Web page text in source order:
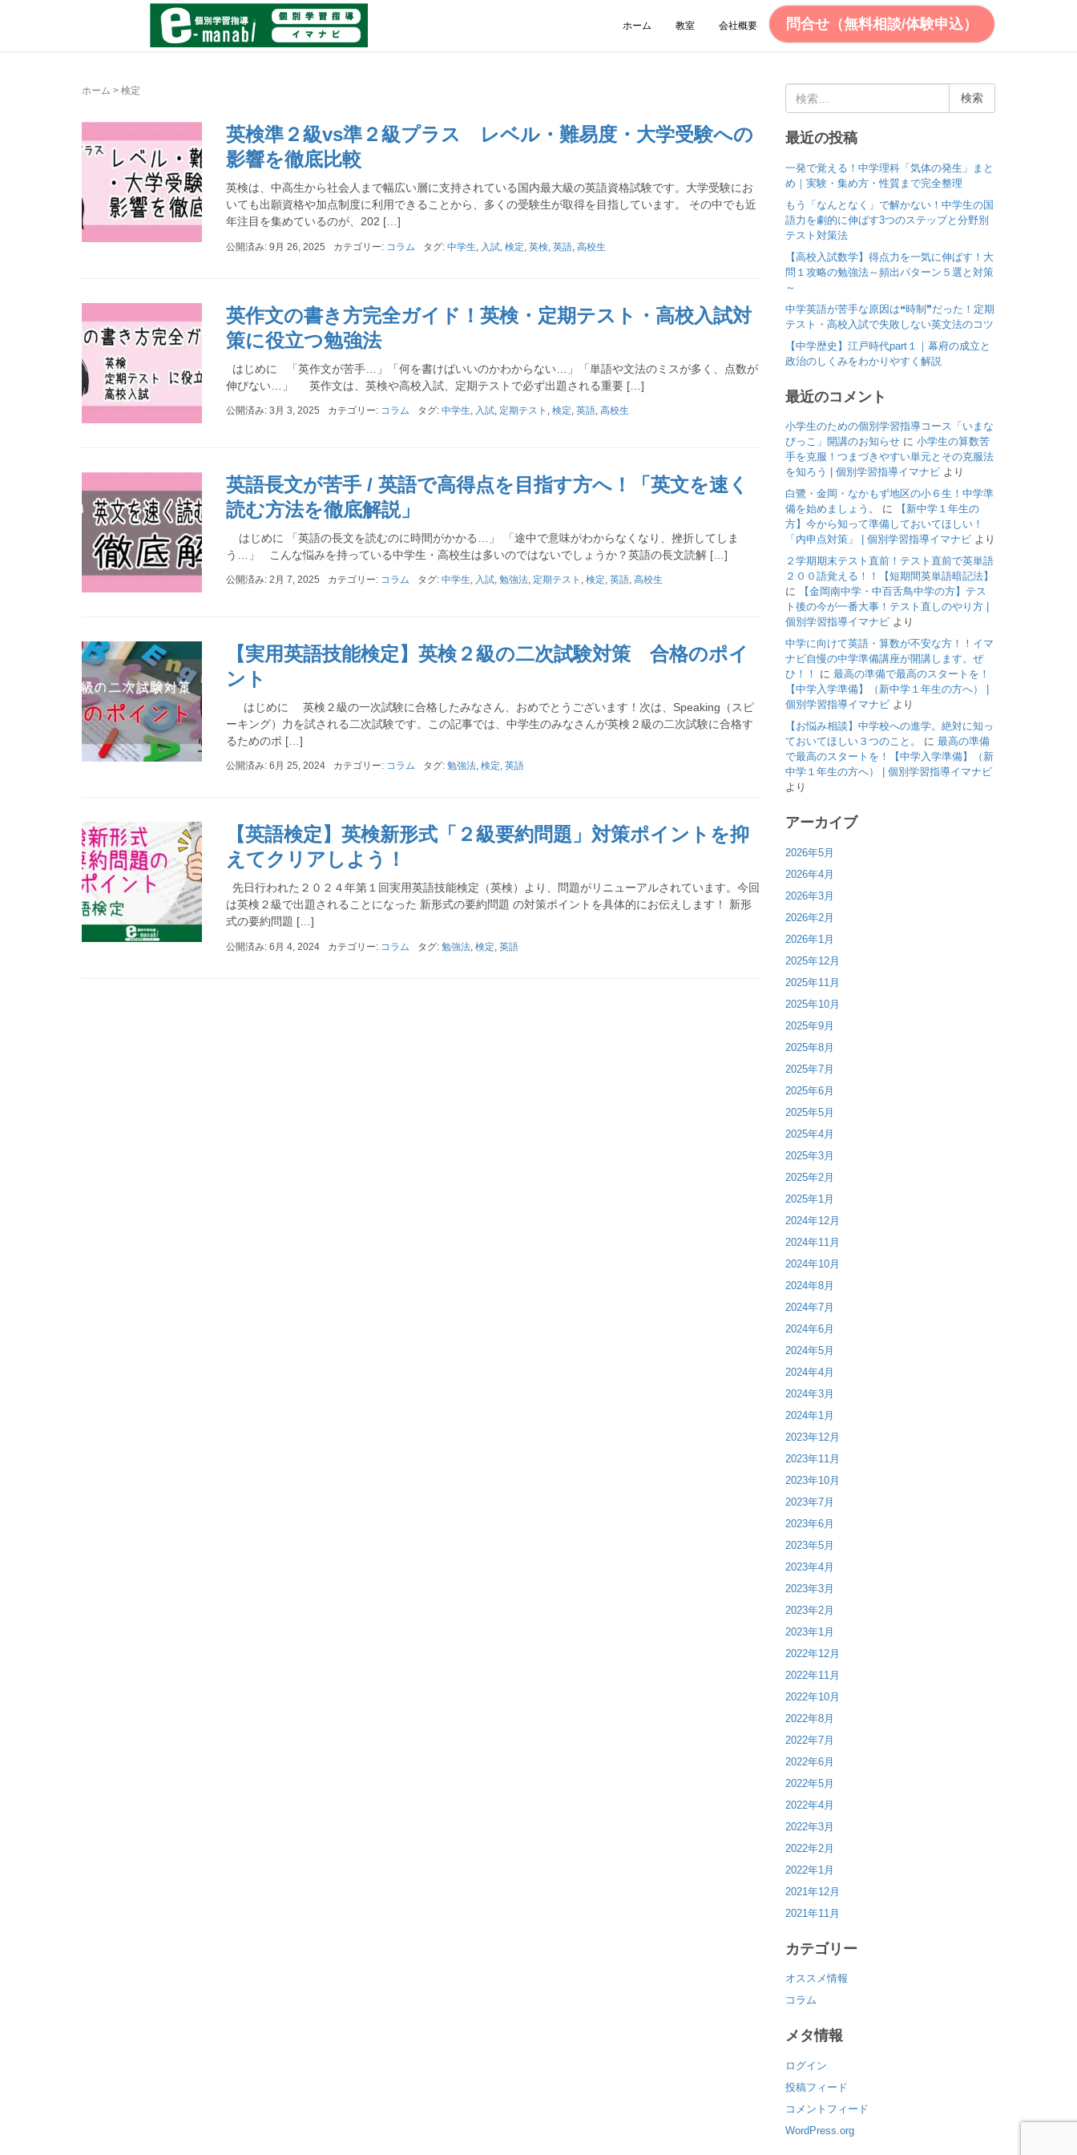
ホーム 教室 会社概要 問合せ（無料相談/体験申込）
ホーム > 検定
英検準２級vs準２級プラス レベル・難易度・大学受験への
影響を徹底比較
英検は、中高生から社会人まで幅広い層に支持されている国内最大級の英語資格試験です。大学受験にお
いても出願資格や加点制度に利用できることから、多くの受験生が取得を目指しています。 その中でも近
年注目を集めているのが、202 […]
公開済み: 9月 26, 2025 カテゴリー: コラム タグ: 中学生 入試 検定 英検 英語 高校生
英作文の書き方完全ガイド！英検・定期テスト・高校入試対
策に役立つ勉強法
はじめに 「英作文が苦手…」「何を書けばいいのかわからない…」「単語や文法のミスが多く、点数が
伸びない…」 英作文は、英検や高校入試、定期テストで必ず出題される重要 […]
公開済み: 3月 3, 2025 カテゴリー: コラム タグ: 中学生, 入試, 定期テスト , 検定, 英語, 高校生
英語長文が苦手 / 英語で高得点を目指す方へ！「英文を速く
読む方法を徹底解説」
はじめに 「英語の長文を読むのに時間がかかる…」 「途中で意味がわからなくなり、挫折してしま
う…」 こんな悩みを持っている中学生・高校生は多いのではないでしょうか？英語の長文読解 […]
公開済み: 2月 7, 2025 カテゴリー: コラム タグ: 中学生, 入試, 勉強法, 定期テスト , 検定, 英語, 高校生
【実用英語技能検定】英検２級の二次試験対策 合格のポイ
ント
はじめに 英検２級の一次試験に合格したみなさん、おめでとうございます！次は、Speaking（スピ
ーキング）力を試される二次試験です。この記事では、中学生のみなさんが英検２級の二次試験に合格す
るためのポ […]
公開済み: 6月 25, 2024 カテゴリー: コラム タグ: 勉強法, 検定, 英語
【英語検定】英検新形式「２級要約問題」対策ポイントを抑
えてクリアしよう！
先日行われた２０２４年第１回実用英語技能検定（英検）より、問題がリニューアルされています。今回
は英検２級で出題されることになった 新形式の要約問題 の対策ポイントを具体的にお伝えします！ 新形
式の要約問題 […]
公開済み: 6月 4, 2024 カテゴリー: コラム タグ: 勉強法 検定 英語
最近の投稿
一発で覚える！中学理科「気体の発生」まと
め｜実験・集め方・性質まで完全整理
もう「なんとなく」で解かない！中学生の国
語力を劇的に伸ばす3つのステップと分野別
テスト対策法
【高校入試数学】得点力を一気に伸ばす！大
問１攻略の勉強法～頻出パターン５選と対策
～
中学英語が苦手な原因は❝時制❞だった！定期
テスト・高校入試で失敗しない英文法のコツ
【中学歴史】江戸時代part１｜幕府の成立と
政治のしくみをわかりやすく解説
最近のコメント
小学生のための個別学習指導コース「いまな
びっこ」開講のお知らせに 小学生の算数苦
手を克服！つまづきやすい単元とその克服法
を知ろう | 個別学習指導イマナビより
白鷺・金岡・なかもず地区の小６生！中学準
備を始めましょう。
に
【新中学１年生の
方】今から知って準備しておいてほしい！
「内申点対策」 | 個別学習指導イマナビより
２学期期末テスト直前！テスト直前で英単語
２００語覚える！！【短期間英単語暗記法】
に
【金岡南中学・中百舌鳥中学の方】テス
ト後の今が一番大事！テスト直しのやり方 |
個別学習指導イマナビより
中学に向けて英語・算数が不安な方！！イマ
ナビ自慢の中学準備講座が開講します。ぜ
ひ！！
に 最高の準備で最高のスタートを！
【中学入学準備】（新中学１年生の方へ） |
個別学習指導イマナビより
【お悩み相談】中学校への進学。絶対に知っ
ておいてほしい３つのこと。
に 最高の準備
で最高のスタートを！【中学入学準備】（新
中学１年生の方へ） | 個別学習指導イマナビ
より
アーカイブ
2026年5月
2026年4月
2026年3月
2026年2月
2026年1月
2025年12月
2025年11月
2025年10月
2025年9月
2025年8月
2025年7月
2025年6月
2025年5月
2025年4月
2025年3月
2025年2月
2025年1月
2024年12月
2024年11月
2024年10月
2024年8月
2024年7月
2024年6月
2024年5月
2024年4月
2024年3月
2024年1月
2023年12月
2023年11月
2023年10月
2023年7月
2023年6月
2023年5月
2023年4月
2023年3月
2023年2月
2023年1月
2022年12月
2022年11月
2022年10月
2022年8月
2022年7月
2022年6月
2022年5月
2022年4月
2022年3月
2022年2月
2022年1月
2021年12月
2021年11月
カテゴリー
オススメ情報
コラム
メタ情報
ログイン
投稿フィード
コメントフィード
WordPress.org